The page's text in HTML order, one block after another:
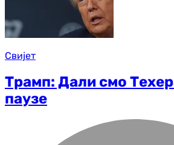
Свијет
Трамп: Дали смо
паузе